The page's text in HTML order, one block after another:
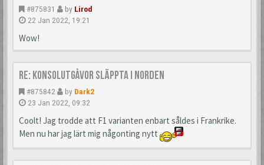
#875831 by Lirod
22 Jan 2022, 19:21
Wow!
Re: Konsolutgåvor släppta i Norden
#875842 by Dark2
23 Jan 2022, 09:32
Coolt! Jag trodde att F1 varianten enbart såldes i Frankrike.
Men nu har jag lärt mig någonting nytt